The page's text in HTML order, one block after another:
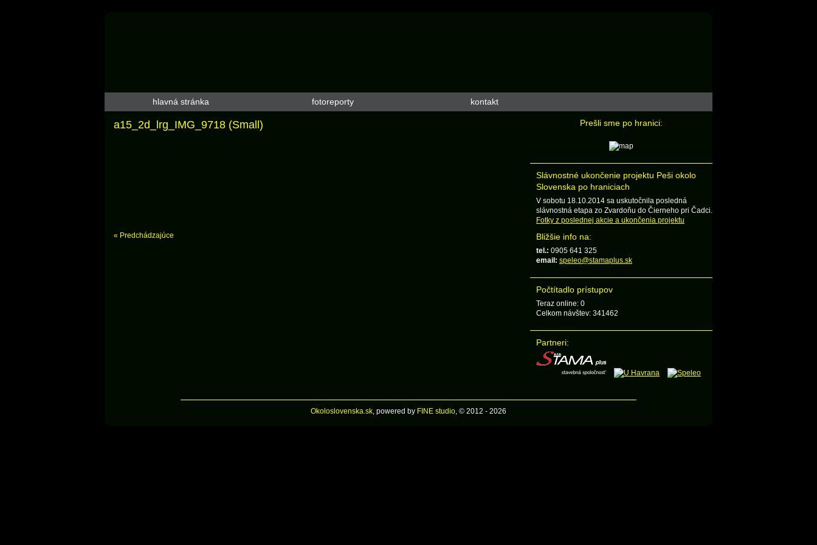
hlavná stránka fotoreporty kontakt
Prešli sme po hranici:
Slávnostné ukončenie projektu Peši okolo
Slovenska po hraniciach
V sobotu 18.10.2014 sa uskutočnila posledná
slávnostná etapa zo Zvardoňu do Čierneho pri Čadci.
Fotky z poslednej akcie a ukončenia projektu
Bližšie info na:
tel.: 0905 641 325
email: speleo@stamaplus.sk
Počtítadlo prístupov
Teraz online: 0
Celkom návštev: 341462
Partneri:
a15_2d_lrg_IMG_9718 (Small)
« Predchádzajúce
Okoloslovenska.sk, powered by FINE studio, © 2012 - 2026